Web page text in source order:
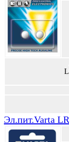
Эл.пит.Varta